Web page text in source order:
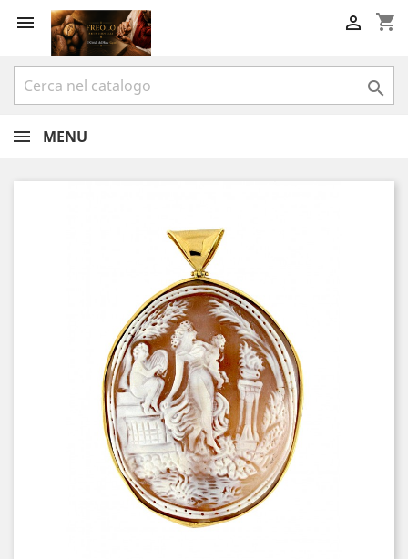
 shopping_cart


MENU